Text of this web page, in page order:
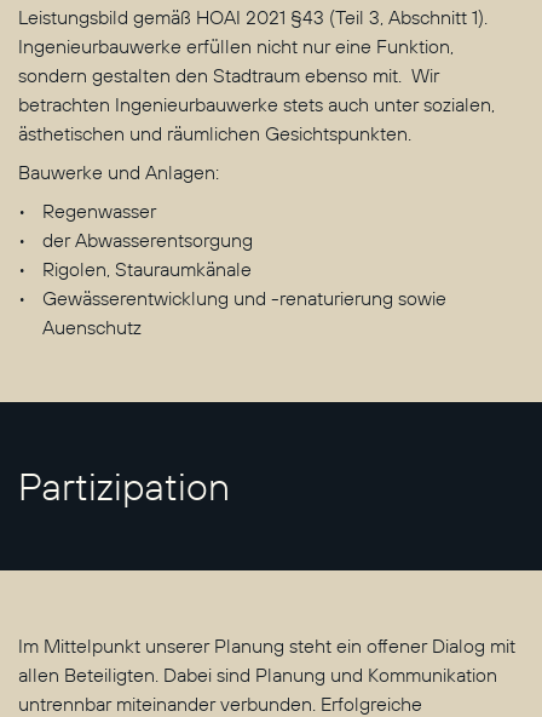
Leistungsbild gemäß HOAI 2021 §43 (Teil 3, Abschnitt 1).
Ingenieurbauwerke erfüllen nicht nur eine Funktion,
sondern gestalten den Stadtraum ebenso mit. Wir
betrachten Ingenieurbauwerke stets auch unter sozialen,
ästhetischen und räumlichen Gesichtspunkten.
Bauwerke und Anlagen:
Regenwasser
der Abwasserentsorgung
Rigolen, Stauraumkänale
Gewässerentwicklung und -renaturierung sowie
Auenschutz
Partizipation
Im Mittelpunkt unserer Planung steht ein offener Dialog mit
allen Beteiligten. Dabei sind Planung und Kommunikation
untrennbar miteinander verbunden. Erfolgreiche